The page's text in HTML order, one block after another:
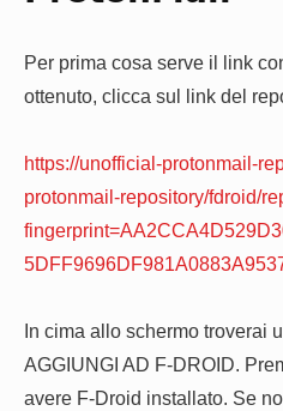
Per prima cosa serve il link
ottenuto, clicca sul link del
https://unofficial-protonmail-
protonmail-repository/fdroid/
In cima allo schermo troverai
AGGIUNGI AD F-DROID.
avere F-Droid installato. Se